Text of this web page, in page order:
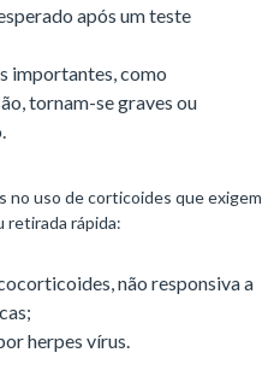
após um teste
importantes, como
tornam-se graves ou
no uso de corticoides que exigem
retirada rápida:
não responsiva a
herpes vírus.